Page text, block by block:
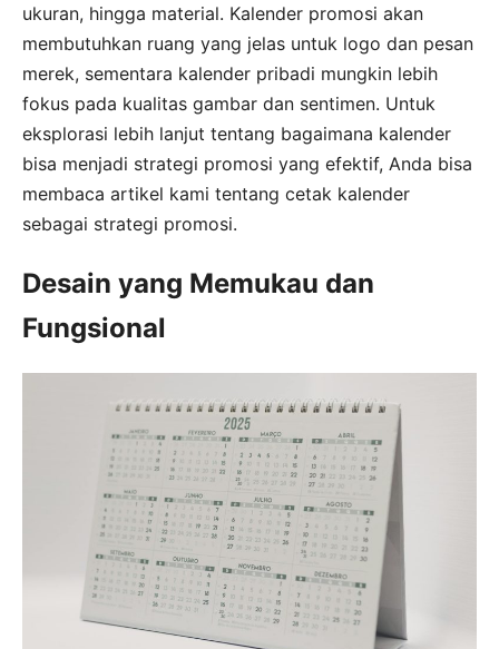
ukuran, hingga material. Kalender promosi akan
membutuhkan ruang yang jelas untuk logo dan pesan
merek, sementara kalender pribadi mungkin lebih
fokus pada kualitas gambar dan sentimen. Untuk
eksplorasi lebih lanjut tentang bagaimana kalender
bisa menjadi strategi promosi yang efektif, Anda bisa
membaca artikel kami tentang cetak kalender
sebagai strategi promosi.
Desain yang Memukau dan
Fungsional